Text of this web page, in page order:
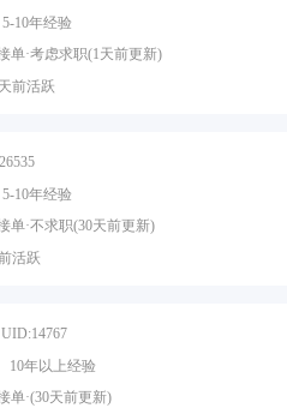
5-10年经验
单·考虑求职(1天前更新)
前活跃
5-10年经验
单·不求职(30天前更新)
活跃
UID:14767
10年以上经验
单·(30天前更新)